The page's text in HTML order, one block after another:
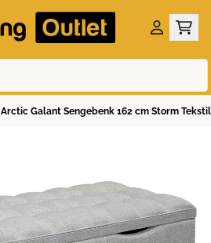
Arctic Galant Sengebenk 162 cm Storm Tekstil